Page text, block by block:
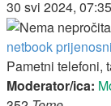
30 svi 2024, 07:35
netbook
Pametni telefoni,
Moderator/ica: